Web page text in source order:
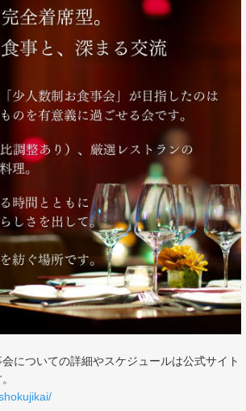
についての詳細やスケジュールは公式サイト